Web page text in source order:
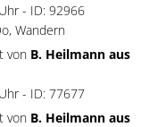
- ID: 92966
Wandern
von B. Heilmann aus
- ID: 77677
von B. Heilmann aus